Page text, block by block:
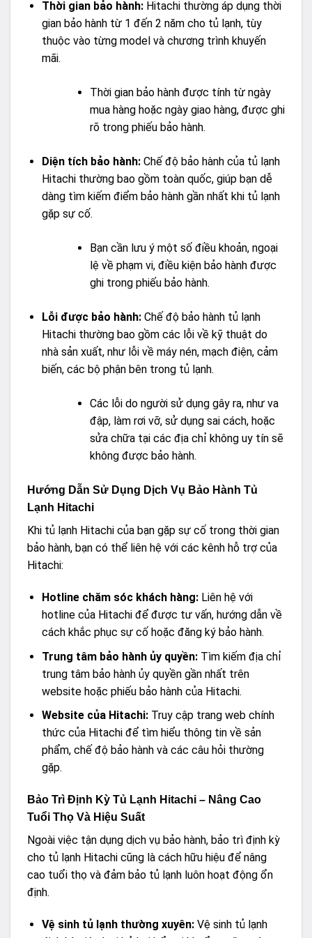
Thời gian bảo hành:Hitachi thường áp dụng thời
gian bảo hành từ 1 đến 2 năm cho tủ lạnh, tùy
thuộc vào từng model và chương trình khuyến
mãi.
Thời gian bảo hành được tính từ ngày
mua hàng hoặc ngày giao hàng, được ghi
rõ trong phiếu bảo hành.
Diện tích bảo hành:Chế độ bảo hành của tủ lạnh
Hitachi thường bao gồm toàn quốc, giúp bạn dễ
dàng tìm kiếm điểm bảo hành gần nhất khi tủ lạnh
gặp sự cố.
Bạn cần lưu ý một số điều khoản, ngoại
lệ về phạm vi, điều kiện bảo hành được
ghi trong phiếu bảo hành.
Lỗi được bảo hành:Chế độ bảo hành tủ lạnh
Hitachi thường bao gồm các lỗi về kỹ thuật do
nhà sản xuất, như lỗi về máy nén, mạch điện, cảm
biến, các bộ phận bên trong tủ lạnh.
Các lỗi do người sử dụng gây ra, như va
đập, làm rơi vỡ, sử dụng sai cách, hoặc
sửa chữa tại các địa chỉ không uy tín sẽ
không được bảo hành.
Hướng Dẫn Sử Dụng Dịch Vụ Bảo Hành Tủ
Lạnh Hitachi
Khi tủ lạnh Hitachi của bạn gặp sự cố trong thời gian
bảo hành, bạn có thể liên hệ với các kênh hỗ trợ của
Hitachi:
Hotline chăm sóc khách hàng:Liên hệ với
hotline của Hitachi để được tư vấn, hướng dẫn về
cách khắc phục sự cố hoặc đăng ký bảo hành.
Trung tâm bảo hành ủy quyền:Tìm kiếm địa chỉ
trung tâm bảo hành ủy quyền gần nhất trên
website hoặc phiếu bảo hành của Hitachi.
Website của Hitachi:Truy cập trang web chính
thức của Hitachi để tìm hiểu thông tin về sản
phẩm, chế độ bảo hành và các câu hỏi thường
gặp.
Bảo Trì Định Kỳ Tủ Lạnh Hitachi – Nâng Cao
Tuổi Thọ Và Hiệu Suất
Ngoài việc tận dụng dịch vụ bảo hành, bảo trì định kỳ
cho tủ lạnh Hitachi cũng là cách hữu hiệu để nâng
cao tuổi thọ và đảm bảo tủ lạnh luôn hoạt động ổn
định.
Vệ sinh tủ lạnh thường xuyên:Vệ sinh tủ lạnh